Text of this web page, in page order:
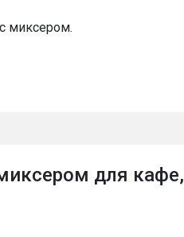
миксером.
для кафе,